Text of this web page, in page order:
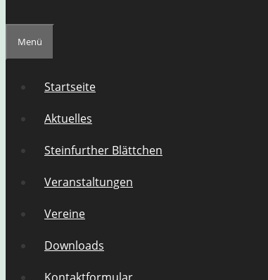
Menü
Startseite
Aktuelles
Steinfurther Blättchen
Veranstaltungen
Vereine
Downloads